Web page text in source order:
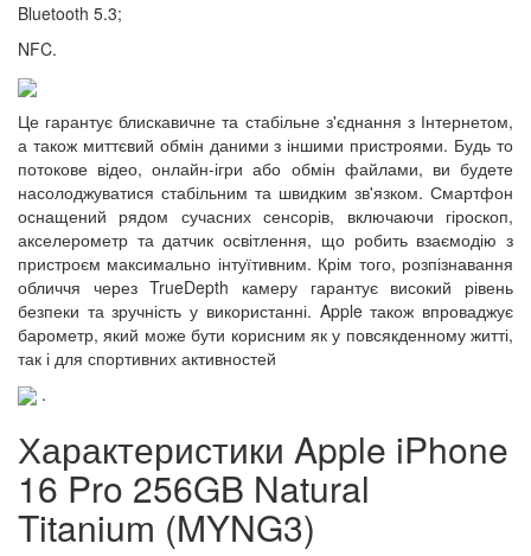
Bluetooth 5.3;
NFC.
Це гарантує блискавичне та стабільне з'єднання з Інтернетом,
а також миттєвий обмін даними з іншими пристроями. Будь то
потокове відео, онлайн-ігри або обмін файлами, ви будете
насолоджуватися стабільним та швидким зв'язком. Смартфон
оснащений рядом сучасних сенсорів, включаючи гіроскоп,
акселерометр та датчик освітлення, що робить взаємодію з
пристроєм максимально інтуїтивним. Крім того, розпізнавання
обличчя через TrueDepth камеру гарантує високий рівень
безпеки та зручність у використанні. Apple також впроваджує
барометр, який може бути корисним як у повсякденному житті,
так і для спортивних активностей
.
Характеристики Apple iPhone
16 Pro 256GB Natural
Titanium (MYNG3)